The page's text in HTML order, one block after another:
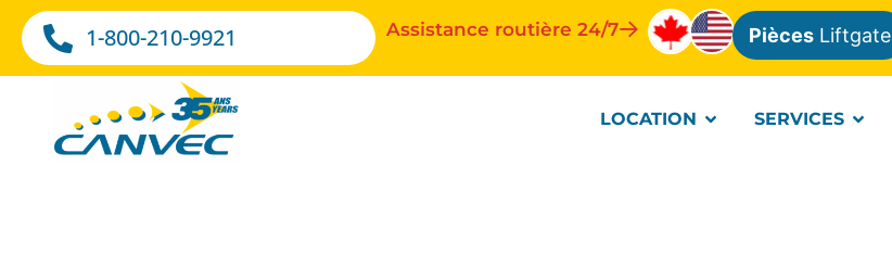
1-800-210-9921 Assistance routière 24/7 Pièces Liftgate
LOCATION SERVICES